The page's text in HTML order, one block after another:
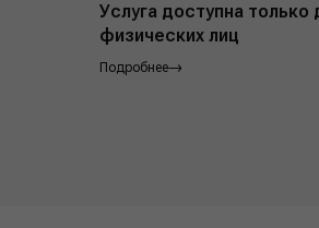
Услуга доступна только
физических лиц
Подробнее